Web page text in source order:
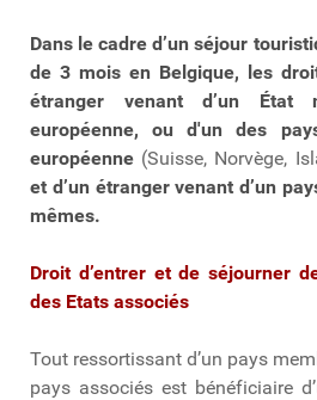
Dans le cadre d’un séjour
de 3 mois en Belgique, les
étranger venant d’un État
européenne, ou d'un des
européenne (Suisse, Norvège,
et d’un étranger venant d’un
mêmes.
Droit d’entrer et de séjourner
des Etats associés
Tout ressortissant d’un pays
pays associés est bénéficiaire